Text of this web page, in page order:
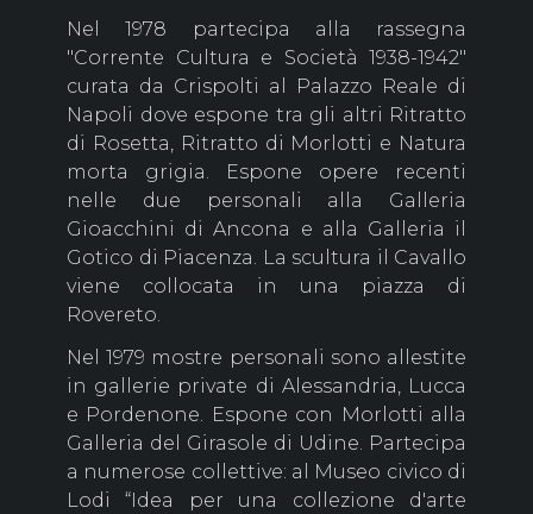
Nel 1978 partecipa alla rassegna
"Corrente Cultura e Società 1938-1942"
curata da Crispolti al Palazzo Reale di
Napoli dove espone tra gli altri Ritratto
di Rosetta, Ritratto di Morlotti e Natura
morta grigia. Espone opere recenti
nelle due personali alla Galleria
Gioacchini di Ancona e alla Galleria il
Gotico di Piacenza. La scultura il Cavallo
viene collocata in una piazza di
Rovereto.
Nel 1979 mostre personali sono allestite
in gallerie private di Alessandria, Lucca
e Pordenone. Espone con Morlotti alla
Galleria del Girasole di Udine. Partecipa
a numerose collettive: al Museo civico di
Lodi “Idea per una collezione d'arte